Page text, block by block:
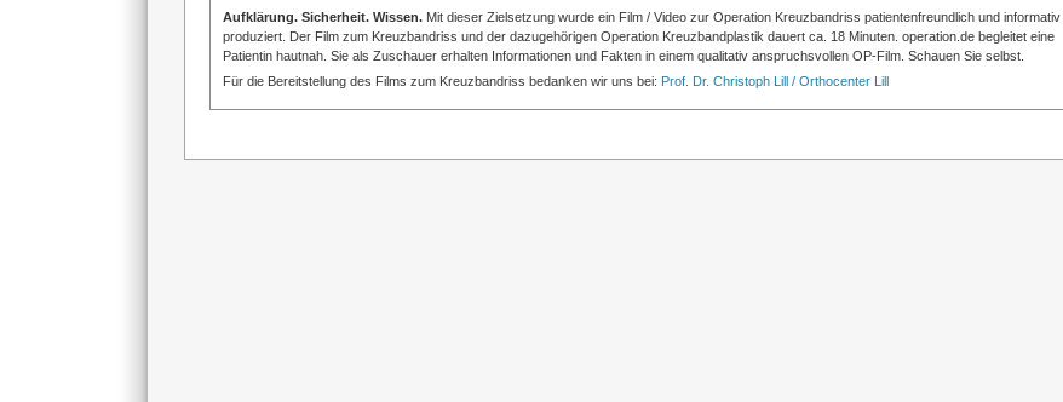
Aufklärung. Sicherheit. Wissen.Mit dieser Zielsetzung wurde ein Film / Video zur Operation Kreuzbandriss patientenfreundlich und informativ
produziert. Der Film zum Kreuzbandriss und der dazugehörigen Operation Kreuzbandplastik dauert ca. 18 Minuten. operation.de begleitet eine
Patientin hautnah. Sie als Zuschauer erhalten Informationen und Fakten in einem qualitativ anspruchsvollen OP-Film. Schauen Sie selbst.
Für die Bereitstellung des Films zum Kreuzbandriss bedanken wir uns bei: Prof. Dr. Christoph Lill / Orthocenter Lill